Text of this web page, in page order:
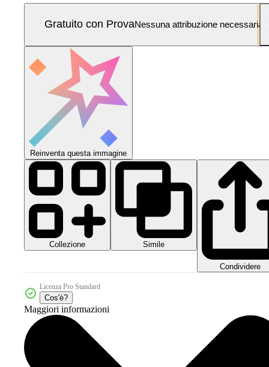
Gratuito con ProvaNessuna attribuzione necessaria
Reinventa questa immagine
Collezione Simile
Condividere
Licenza Pro Standard
Cos'è?
Maggiori informazioni